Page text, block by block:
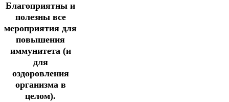
Благоприятны и
полезны все
мероприятия для
повышения
иммунитета (и
для
оздоровления
организма в
целом).